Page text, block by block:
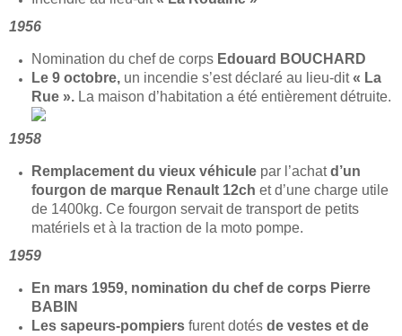
1956
Nomination du chef de corps Edouard BOUCHARD
Le 9 octobre, un incendie s’est déclaré au lieu-dit« La
Rue ». La maison d’habitation a été entièrement détruite.
1958
Remplacement du vieux véhicule par l’achatd’un
fourgon de marque Renault 12ch et d’une charge utile
de 1400kg. Ce fourgon servait de transport de petits
matériels et à la traction de la moto pompe.
1959
En mars 1959, nomination du chef de corps Pierre
BABIN
Les sapeurs-pompiers furent dotés de vestes et de